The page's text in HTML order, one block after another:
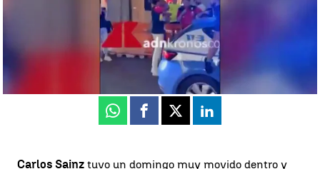
Luis F. Castillo
Publicado: 04 de septiembre de 2023, 08:47
Whatsapp
Facebook
X Linkedin
Carlos Sainz tuvo un domingo muy movido dentro y